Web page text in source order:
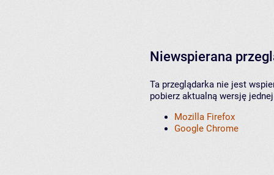
Niewspierana
Ta przeglądarka nie jest
pobierz aktualną wersję
Mozilla Firefox
Google Chrome